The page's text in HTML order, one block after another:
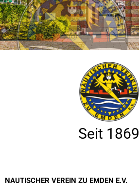
Seit 1869
NAUTISCHER VEREIN ZU EMDEN E.V.